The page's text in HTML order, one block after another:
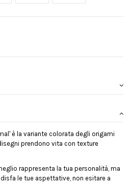
è la variante colorata degli origami
prendono vita con texture
rappresenta la tua personalità, ma
le tue aspettative, non esitare a